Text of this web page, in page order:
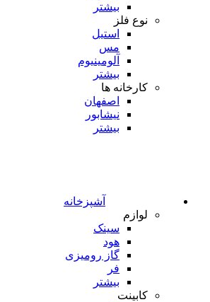
بیشتر
نوع فلز
استیل
مس
آلومینیوم
بیشتر
کارخانه ها
اصفهان
نیشابور
بیشتر
آشپزخانه
لوازم
سینک
هود
گاز رومیزی
فر
بیشتر
کابینت